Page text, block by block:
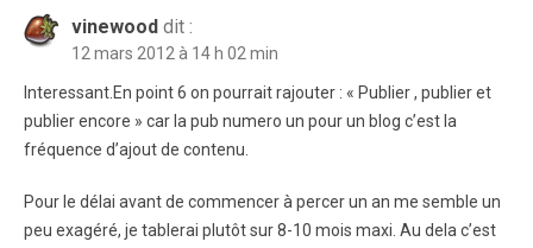
vinewood dit :
12 mars 2012 à 14 h 02 min
Interessant.En point 6 on pourrait rajouter : « Publier , publier et
publier encore » car la pub numero un pour un blog c’est la
fréquence d’ajout de contenu.
Pour le délai avant de commencer à percer un an me semble un
peu exagéré, je tablerai plutôt sur 8-10 mois maxi. Au dela c’est